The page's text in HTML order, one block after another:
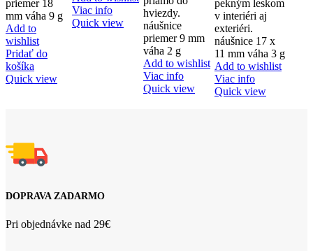
priemer 18
mm váha 9 g
Add to
wishlist
Pridať do
košíka
Quick view
Viac info
Quick view
hviezdy.
náušnice
priemer 9 mm
váha 2 g
Add to wishlist
Viac info
Quick view
pekným leskom
v interiéri aj
exteriéri.
náušnice 17 x
11 mm váha 3 g
Add to wishlist
Viac info
Quick view
DOPRAVA ZADARMO
Pri objednávke nad 29€